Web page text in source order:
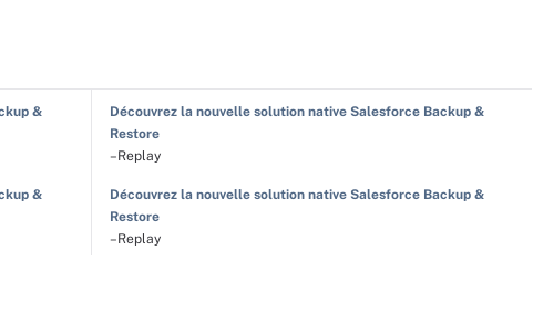
&
Découvrez la nouvelle solution native Salesforce Backup &
Restore
–Replay
&
Découvrez la nouvelle solution native Salesforce Backup &
Restore
–Replay